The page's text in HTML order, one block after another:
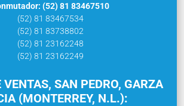
(52) 81 83467510
(52) 81 83467534
(52) 81 83738802
(52) 81 23162248
(52) 81 23162249
SAN PEDRO, GARZA
(MONTERREY, N.L.):